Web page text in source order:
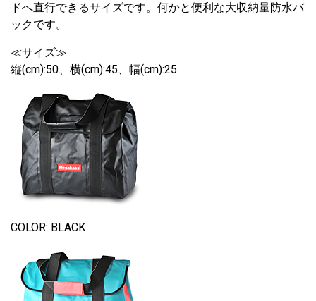
ドへ直行できるサイズです。何かと便利な大収納量防水バ
ックです。
≪サイズ≫
縦(cm):50、横(cm):45、幅(cm):25
COLOR: BLACK